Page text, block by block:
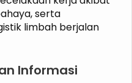
serta
limbah berjalan
Informasi